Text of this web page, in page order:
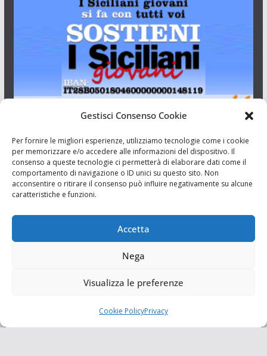
Gestisci Consenso Cookie
Per fornire le migliori esperienze, utilizziamo tecnologie come i cookie
per memorizzare e/o accedere alle informazioni del dispositivo. Il
consenso a queste tecnologie ci permetterà di elaborare dati come il
comportamento di navigazione o ID unici su questo sito. Non
acconsentire o ritirare il consenso può influire negativamente su alcune
caratteristiche e funzioni.
Accetta
Nega
Visualizza le preferenze
Cookie PolicyPrivacy
Aut. del tribunale di Catania n.23/2011 del 20/09/2011 Dir.
Resp. Riccardo Orioles.
Associazione Culturale I Siciliani Giovani
via Randazzo 27 Catania
I Siciliani Giovani. Tutti i diritti riservati.
Tema:ColorMagdi ThemeGrill. Powered byWordPress.